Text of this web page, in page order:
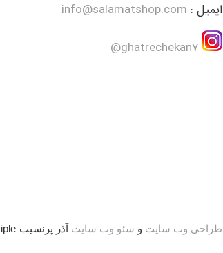
ایمیل : info@salamatshop.com
ghatrechekan7@
طراحی وب سایت و سئو وب سایت آذر پرنسیب